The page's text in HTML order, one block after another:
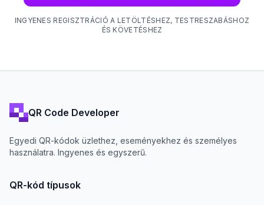
INGYENES REGISZTRÁCIÓ A LETÖLTÉSHEZ, TESTRESZABÁSHOZ
ÉS KÖVETÉSHEZ
QR Code Developer
Egyedi QR-kódok üzlethez, eseményekhez és személyes
használatra. Ingyenes és egyszerű.
QR-kód típusok